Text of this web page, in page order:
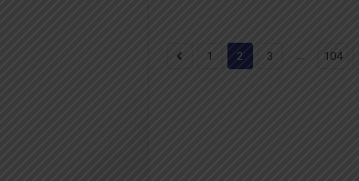
1 2 3 ... 104